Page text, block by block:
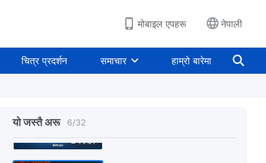
मोबाइल एपहरू नेपाली
चित्र प्रदर्शन समाचार हाम्रो बारेमा
यो जस्तै अरू 6/32
पावललाई साँच्चै बुझ्नुहुन्छ? (विशेष दृश्य)
19:31